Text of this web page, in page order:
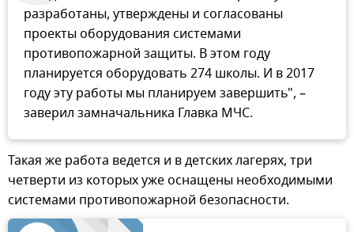
разработаны, утверждены и согласованы
проекты оборудования системами
противопожарной защиты. В этом году
планируется оборудовать 274 школы. И в 2017
году эту работы мы планируем завершить", –
заверил замначальника Главка МЧС.
Такая же работа ведется и в детских лагерях, три
четверти из которых уже оснащены необходимыми
системами противопожарной безопасности.